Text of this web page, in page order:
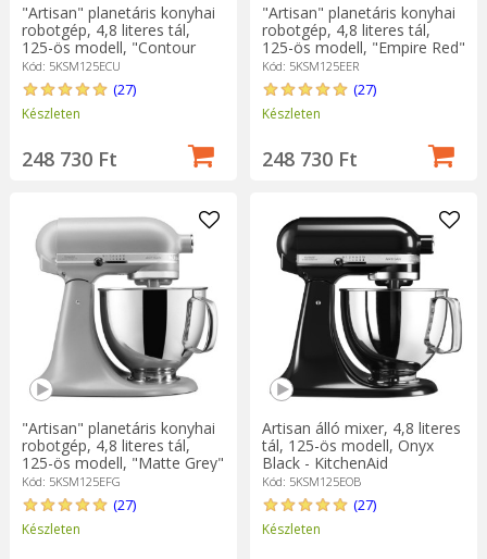
"Artisan" planetáris konyhai
robotgép, 4,8 literes tál,
125-ös modell, "Contour
Silver" - KitchenAid
Kód: 5KSM125ECU
(27)
Készleten
248 730 Ft
"Artisan" planetáris konyhai
robotgép, 4,8 literes tál,
125-ös modell, "Empire Red"
- KitchenAid
Kód: 5KSM125EER
(27)
Készleten
248 730 Ft
"Artisan" planetáris konyhai
robotgép, 4,8 literes tál,
125-ös modell, "Matte Grey"
- KitchenAid
Kód: 5KSM125EFG
(27)
Készleten
Artisan álló mixer, 4,8 literes
tál, 125-ös modell, Onyx
Black - KitchenAid
Kód: 5KSM125EOB
(27)
Készleten